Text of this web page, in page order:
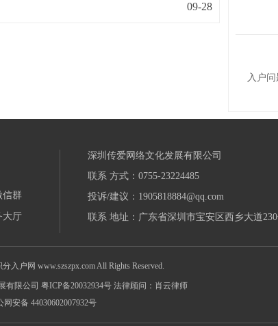
09-28
入户
信群
大厅
深圳传爱网络文化发展有限公司
联系 方式：0755-23224485
投诉/建议：1905818884@qq.com
联系 地址：广东省深圳市宝安区西乡大道
入户网 www.szszpx.com All Rights Reserved.
有限公司 粤ICP备20032934号法律顾问：肖云律师
网安备 44030602007932号